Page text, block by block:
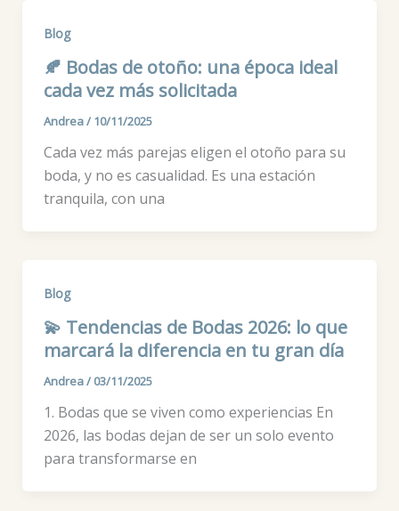
Blog
🍂 Bodas de otoño: una época ideal
cada vez más solicitada
Andrea/ 10/11/2025
Cada vez más parejas eligen el otoño para su
boda, y no es casualidad. Es una estación
tranquila, con una
Blog
💫 Tendencias de Bodas 2026: lo que
marcará la diferencia en tu gran día
Andrea/ 03/11/2025
1. Bodas que se viven como experiencias En
2026, las bodas dejan de ser un solo evento
para transformarse en